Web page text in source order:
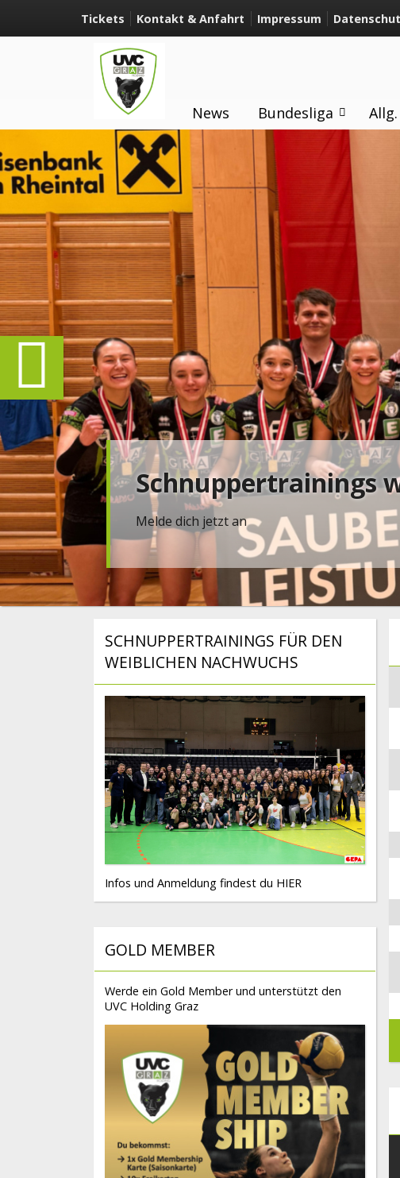
Tickets Kontakt & Anfahrt Impressum
News Bundesliga
Schnuppertrainings
Melde dich jetzt an
SCHNUPPERTRAININGS FÜR DEN
WEIBLICHEN NACHWUCHS
Infos und Anmeldung findest du HIER
GOLD MEMBER
Werde ein Gold Member und unterstützt den
UVC Holding Graz